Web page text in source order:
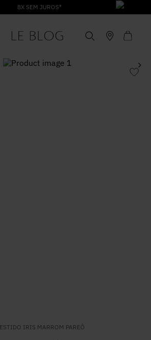
8X SEM JUROS*
IRIS MARROM PAREÔ